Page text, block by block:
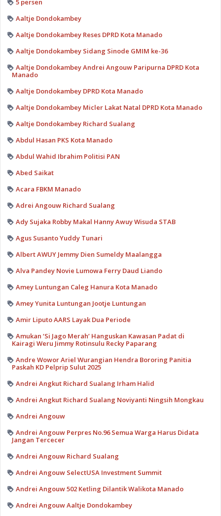
5 persen
Aaltje Dondokambey
Aaltje Dondokambey Reses DPRD Kota Manado
Aaltje Dondokambey Sidang Sinode GMIM ke-36
Aaltje Dondokambey Andrei Angouw Paripurna DPRD Kota
Manado
Aaltje Dondokambey DPRD Kota Manado
Aaltje Dondokambey Micler Lakat Natal DPRD Kota Manado
Aaltje Dondokambey Richard Sualang
Abdul Hasan PKS Kota Manado
Abdul Wahid Ibrahim Politisi PAN
Abed Saikat
Acara FBKM Manado
Adrei Angouw Richard Sualang
Ady Sujaka Robby Makal Hanny Awuy Wisuda STAB
Agus Susanto Yuddy Tunari
Albert AWUY Jemmy Dien Sumeldy Maalangga
Alva Pandey Novie Lumowa Ferry Daud Liando
Amey Luntungan Caleg Hanura Kota Manado
Amey Yunita Luntungan Jootje Luntungan
Amir Liputo AARS Layak Dua Periode
Amukan ‘Si Jago Merah’ Hanguskan Kawasan Padat di
Kairagi Weru Jimmy Rotinsulu Recky Paparang
Andre Wowor Ariel Wurangian Hendra Bororing Panitia
Paskah KD Pelprip Sulut 2025
Andrei Angkut Richard Sualang Irham Halid
Andrei Angkut Richard Sualang Noviyanti Ningsih Mongkau
Andrei Angouw
Andrei Angouw Perpres No.96 Semua Warga Harus Didata
Jangan Tercecer
Andrei Angouw Richard Sualang
Andrei Angouw SelectUSA Investment Summit
Andrei Angouw 502 Ketling Dilantik Walikota Manado
Andrei Angouw Aaltje Dondokambey